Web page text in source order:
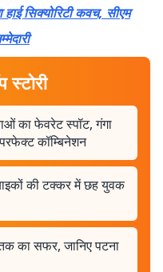
हाई सिक्योरिटी कवच, सीएम
स्टोरी
का फेवरेट स्पॉट, गंगा
कॉम्बिनेशन
की टक्कर में छह युवक
का सफर, जानिए पटना